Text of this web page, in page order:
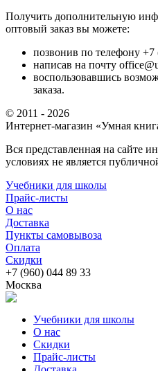
Получить дополнительную
оптовый заказ вы можете:
позвонив по телефону +7
написав на почту
воспользовавшись
заказа.
© 2011 - 2026
Интернет-магазин «Умная
Вся представленная на сайте
условиях не является
Учебники для школы
Прайс-листы
О нас
Доставка
Пункты самовывоза
Оплата
Скидки
+7 (960) 044 89 33
Москва
Учебники для школы
О нас
Скидки
Прайс-листы